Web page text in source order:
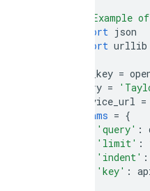
"""Example
import json
import urllib
api_key =
query =
service_url =
params = {
'query' :
'limit' :
'indent' :
'key' :